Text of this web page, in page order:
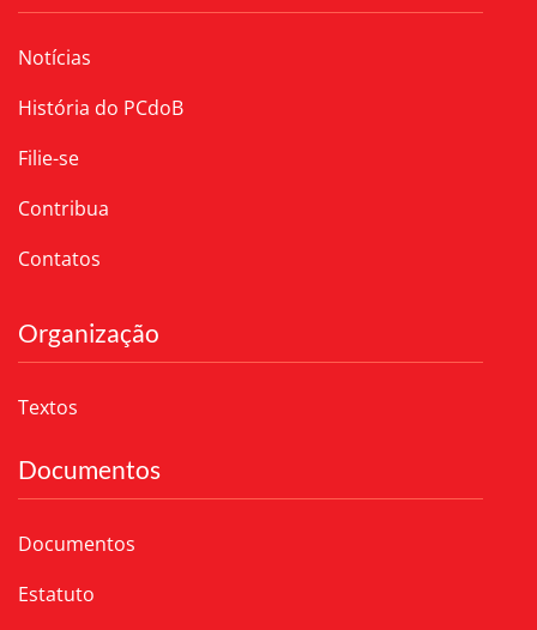
Notícias
História do PCdoB
Filie-se
Contribua
Contatos
Organização
Textos
Documentos
Documentos
Estatuto